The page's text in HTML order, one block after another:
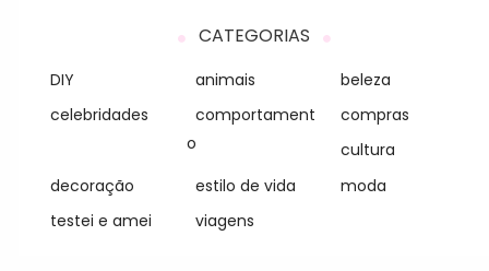
CATEGORIAS
DIY animais
beleza
celebridades
comportament
o
compras
cultura
decoração
estilo de vida
moda
testei e amei
viagens